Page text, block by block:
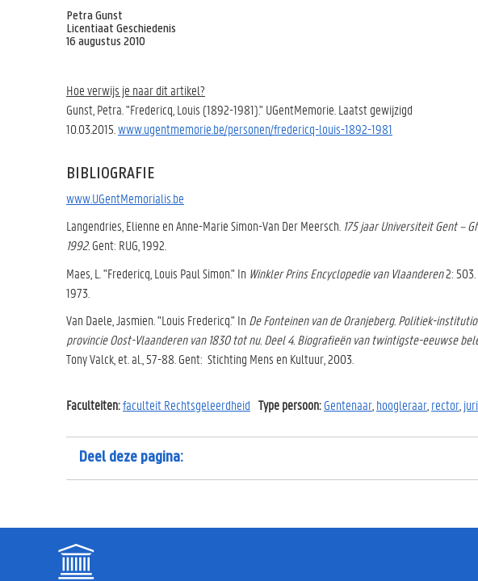
Petra Gunst
Licentiaat Geschiedenis
16 augustus 2010
Hoe verwijs je naar dit artikel?
Gunst, Petra. "Fredericq, Louis (1892-1981)." UGentMemorie. Laatst gewijzigd
10.03.2015. www.ugentmemorie.be/personen/fredericq-louis-1892-1981
BIBLIOGRAFIE
www.UGentMemorialis.be
Langendries, Elienne en Anne-Marie Simon-Van Der Meersch. 175 jaar Universiteit Gent –
1992. Gent: RUG, 1992.
Maes, L. "Fredericq, Louis Paul Simon." In Winkler Prins Encyclopedie van Vlaanderen2: 503.
1973.
Van Daele, Jasmien. "Louis Fredericq." In De Fonteinen van de Oranjeberg. Politiek-
provincie Oost-Vlaanderen van 1830 tot nu. Deel 4. Biografieën van twintigste-eeuwse
Tony Valck, et. al., 57-88. Gent: Stichting Mens en Kultuur, 2003.
Faculteiten:faculteit Rechtsgeleerdheid Type persoon:Gentenaar hoogleraar rector
Deel deze pagina: